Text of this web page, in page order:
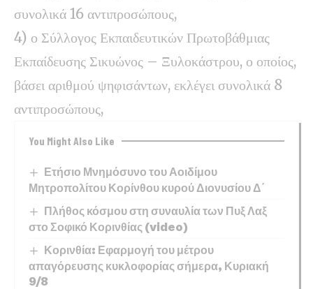
συνολικά 16 αντιπροσώπους,
4) ο Σύλλογος Εκπαιδευτικών Πρωτοβάθμιας
Εκπαίδευσης Σικυώνος – Ξυλοκάστρου, ο οποίος,
βάσει αριθμού ψηφισάντων, εκλέγει συνολικά 8
αντιπροσώπους,
You Might Also Like
Ετήσιο Μνημόσυνο του Αοιδίμου
Μητροπολίτου Κορίνθου κυρού Διονυσίου Δ΄
Πλήθος κόσμου στη συναυλία των Πυξ Λαξ
στο Σοφικό Κορινθίας (video)
Κορινθία: Εφαρμογή του μέτρου
απαγόρευσης κυκλοφορίας σήμερα, Κυριακή
9/8